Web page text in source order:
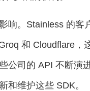
响。Stainless 的客
和 Cloudflare，
公司的 API 不断演
和维护这些 SDK。